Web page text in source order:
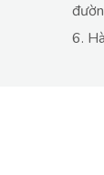
6.